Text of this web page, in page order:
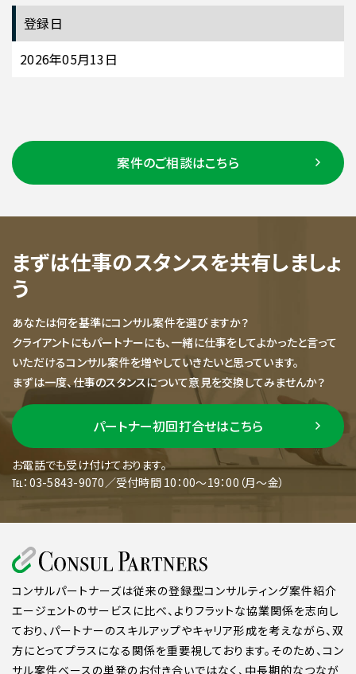
登録日
2026年05月13日
案件のご相談はこちら
まずは仕事のスタンスを共有しましょ
う
あなたは何を基準にコンサル案件を選びますか？
クライアントにもパートナーにも、一緒に仕事をしてよかったと言って
いただけるコンサル案件を増やしていきたいと思っています。
まずは一度、仕事のスタンスについて意見を交換してみませんか？
パートナー初回打合せはこちら
お電話でも受け付けております。
℡：03-5843-9070／受付時間 10：00～19：00（月～金）
コンサルパートナーズは従来の登録型コンサルティング案件紹介
エージェントのサービスに比べ、よりフラットな協業関係を志向し
ており、パートナーのスキルアップやキャリア形成を考えながら、双
方にとってプラスになる関係を重要視しております。そのため、コン
サル案件ベースの単発のお付き合いではなく、中長期的なつなが